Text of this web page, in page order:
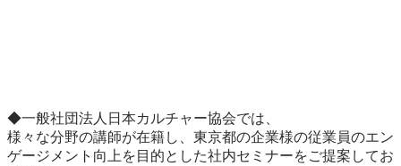
◆一般社団法人日本カルチャー協会では、
様々な分野の講師が在籍し、東京都の企業様の従業員のエン
ゲージメント向上を目的とした社内セミナーをご提案してお